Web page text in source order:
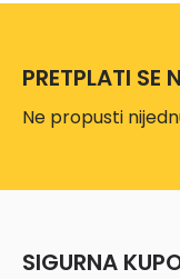
PRETPLATI SE
Ne propusti
SIGURNA